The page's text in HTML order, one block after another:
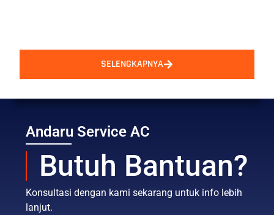
SELENGKAPNYA
Andaru Service AC
Butuh Bantuan?
Konsultasi dengan kami sekarang untuk info lebih
lanjut.